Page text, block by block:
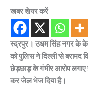
खबर शेयर करें
स्द्रपुर। उधम सिंह नगर के
को पुलिस ने दिल्ली से बरामद
छेड़छाड़ के गंभीर आरोप लगाए
कर जेल भेज दिया है।